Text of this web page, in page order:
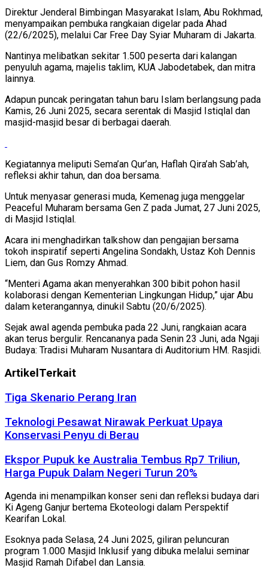
Direktur Jenderal Bimbingan Masyarakat Islam, Abu Rokhmad,
menyampaikan pembuka rangkaian digelar pada Ahad
(22/6/2025), melalui Car Free Day Syiar Muharam di Jakarta.
Nantinya melibatkan sekitar 1.500 peserta dari kalangan
penyuluh agama, majelis taklim, KUA Jabodetabek, dan mitra
lainnya.
Adapun puncak peringatan tahun baru Islam berlangsung pada
Kamis, 26 Juni 2025, secara serentak di Masjid Istiqlal dan
masjid-masjid besar di berbagai daerah.
Kegiatannya meliputi Sema’an Qur’an, Haflah Qira’ah Sab’ah,
refleksi akhir tahun, dan doa bersama.
Untuk menyasar generasi muda, Kemenag juga menggelar
Peaceful Muharam bersama Gen Z pada Jumat, 27 Juni 2025,
di Masjid Istiqlal.
Acara ini menghadirkan talkshow dan pengajian bersama
tokoh inspiratif seperti Angelina Sondakh, Ustaz Koh Dennis
Liem, dan Gus Romzy Ahmad.
“Menteri Agama akan menyerahkan 300 bibit pohon hasil
kolaborasi dengan Kementerian Lingkungan Hidup,” ujar Abu
dalam keterangannya, dinukil Sabtu (20/6/2025).
Sejak awal agenda pembuka pada 22 Juni, rangkaian acara
akan terus bergulir. Rencananya pada Senin 23 Juni, ada Ngaji
Budaya: Tradisi Muharam Nusantara di Auditorium HM. Rasjidi.
Artikel Terkait
Tiga Skenario Perang Iran
Teknologi Pesawat Nirawak Perkuat Upaya
Konservasi Penyu di Berau
Ekspor Pupuk ke Australia Tembus Rp7 Triliun,
Harga Pupuk Dalam Negeri Turun 20%
Agenda ini menampilkan konser seni dan refleksi budaya dari
Ki Ageng Ganjur bertema Ekoteologi dalam Perspektif
Kearifan Lokal.
Esoknya pada Selasa, 24 Juni 2025, giliran peluncuran
program 1.000 Masjid Inklusif yang dibuka melalui seminar
Masjid Ramah Difabel dan Lansia.